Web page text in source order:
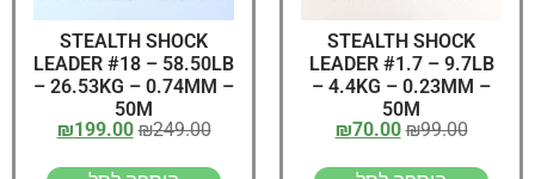
STEALTH SHOCK
LEADER #1.7 – 9.7LB
– 4.4KG – 0.23MM –
50M
₪99.00
₪70.00
STEALTH SHOCK
LEADER #18 – 58.50LB
– 26.53KG – 0.74MM –
50M
₪249.00
₪199.00